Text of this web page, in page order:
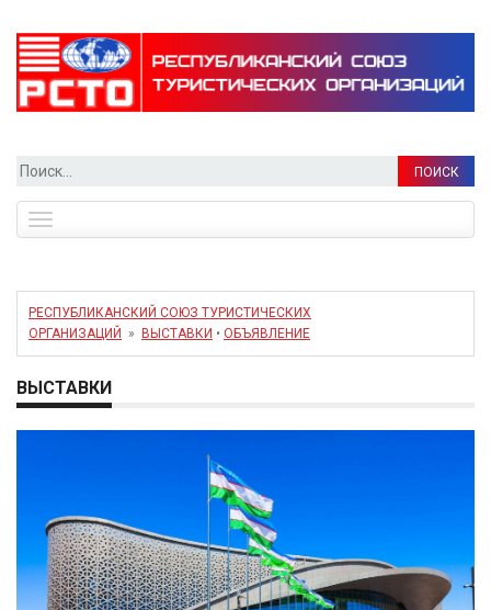
Найти:
navigation
РЕСПУБЛИКАНСКИЙ СОЮЗ ТУРИСТИЧЕСКИХ
ОРГАНИЗАЦИЙ
» ВЫСТАВКИ • ОБЪЯВЛЕНИЕ
ВЫСТАВКИ